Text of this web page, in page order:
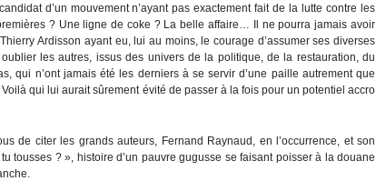
d’un mouvement n’ayant pas exactement fait de la lutte contre les
? Une ligne de coke ? La belle affaire… Il ne pourra jamais avoir
Ardisson ayant eu, lui au moins, le courage d’assumer ses diverses
les autres, issus des univers de la politique, de la restauration, du
qui n’ont jamais été les derniers à se servir d’une paille autrement que
qui lui aurait sûrement évité de passer à la fois pour un potentiel accro
de citer les grands auteurs, Fernand Raynaud, en l’occurrence, et son
tousses ? », histoire d’un pauvre gugusse se faisant poisser à la douane